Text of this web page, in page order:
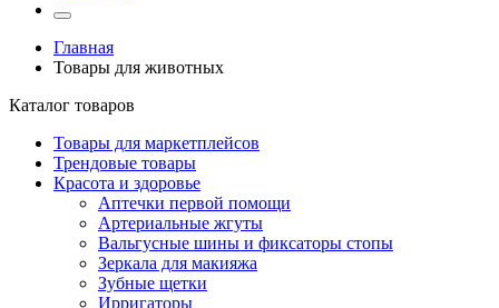
Главная
Товары для животных
Каталог товаров
Товары для маркетплейсов
Трендовые товары
Красота и здоровье
Аптечки первой помощи
Артериальные жгуты
Вальгусные шины и фиксаторы стопы
Зеркала для макияжа
Зубные щетки
Ирригаторы